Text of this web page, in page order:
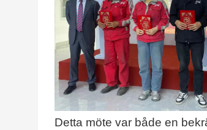
Detta möte var både en